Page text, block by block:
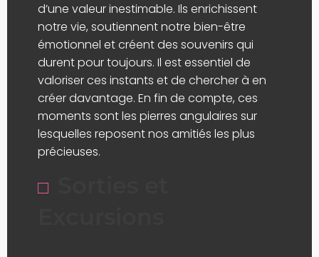
d’une valeur inestimable. Ils enrichissent
notre vie, soutiennent notre bien-être
émotionnel et créent des souvenirs qui
durent pour toujours. Il est essentiel de
valoriser ces instants et de chercher à en
créer davantage. En fin de compte, ces
moments sont les pierres angulaires sur
lesquelles reposent nos amitiés les plus
précieuses.